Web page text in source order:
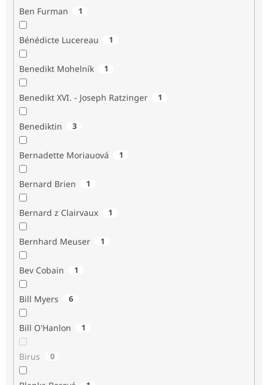
Ben Furman 1
Bénédicte Lucereau 1
Benedikt Mohelník 1
Benedikt XVI. - Joseph Ratzinger 1
Benediktin 3
Bernadette Moriauová 1
Bernard Brien 1
Bernard z Clairvaux 1
Bernhard Meuser 1
Bev Cobain 1
Bill Myers 6
Bill O'Hanlon 1
Birus 0